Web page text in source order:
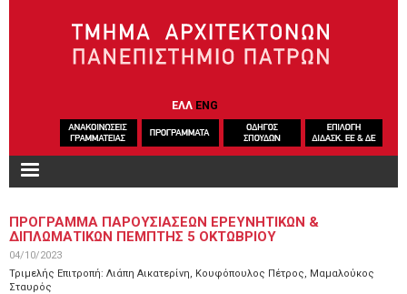
ΕΛΛ ENG
ΠΡΟΓΡΑΜΜΑ ΠΑΡΟΥΣΙΑΣΕΩΝ ΕΡΕΥΝΗΤΙΚΩΝ &
ΔΙΠΛΩΜΑΤΙΚΩΝ ΠΕΜΠΤΗΣ 5 ΟΚΤΩΒΡΙΟΥ
04/10/2023
Τριμελής Επιτροπή: Λιάπη Αικατερίνη, Κουφόπουλος Πέτρος, Μαμαλούκος
Σταυρός